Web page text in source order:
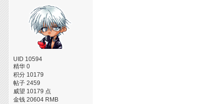
UID 10594
精华 0
积分 10179
帖子 2459
威望 10179 点
金钱 20604 RMB